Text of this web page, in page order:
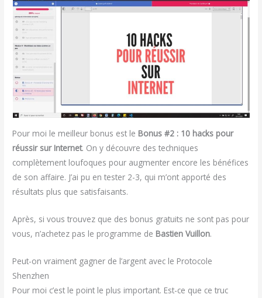
Pour moi le meilleur bonus est le Bonus #2 : 10 hacks pour
réussir sur Internet. On y découvre des techniques
complètement loufoques pour augmenter encore les bénéfices
de son affaire. J’ai pu en tester 2-3, qui m’ont apporté des
résultats plus que satisfaisants.
Après, si vous trouvez que des bonus gratuits ne sont pas pour
vous, n’achetez pas le programme de Bastien Vuillon.
Peut-on vraiment gagner de l’argent avec le Protocole
Shenzhen
Pour moi c’est le point le plus important. Est-ce que ce truc